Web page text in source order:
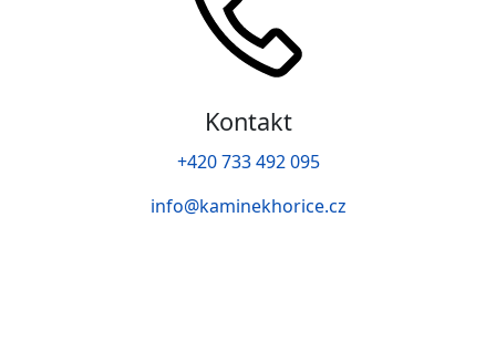
Kontakt
+420 733 492 095
info@kaminekhorice.cz